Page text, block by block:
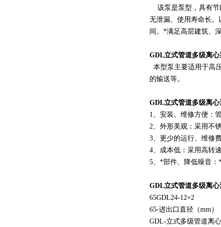
该泵是泵型，具有节
无泄漏、使用寿命长
间。*满足高层建筑、
GDL立式管道多级离
本型泵主要适用于高
的输送等。
GDL立式管道多级离
1、安装、维修方便：
2、外形美观：采用不
3、更少的运行、维修
4、成本低：采用高转
5、*部件、降低噪音
GDL立式管道多级离心
65GDL24-12×2
65-进出口直径（mm）
GDL-立式多级管道离